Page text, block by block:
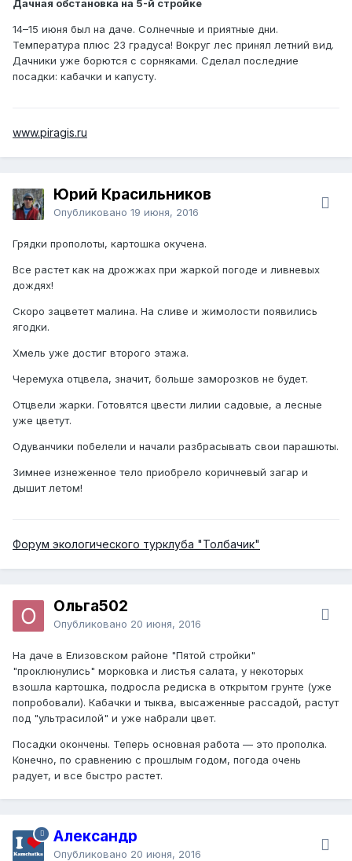
Дачная обстановка на 5-й стройке
14–15 июня был на даче. Солнечные и приятные дни.
Температура плюс 23 градуса! Вокруг лес принял летний вид.
Дачники уже борются с сорняками. Сделал последние
посадки: кабачки и капусту.
www.piragis.ru
Юрий Красильников
Опубликовано 19 июня, 2016
Грядки прополоты, картошка окучена.
Все растет как на дрожжах при жаркой погоде и ливневых
дождях!
Скоро зацветет малина. На сливе и жимолости появились
ягодки.
Хмель уже достиг второго этажа.
Черемуха отцвела, значит, больше заморозков не будет.
Отцвели жарки. Готовятся цвести лилии садовые, а лесные
уже цветут.
Одуванчики побелели и начали разбрасывать свои парашюты.
Зимнее изнеженное тело приобрело коричневый загар и
дышит летом!
Форум экологического турклуба "Толбачик"
Ольга502
Опубликовано 20 июня, 2016
На даче в Елизовском районе "Пятой стройки"
"проклюнулись" морковка и листья салата, у некоторых
взошла картошка, подросла редиска в открытом грунте (уже
попробовали). Кабачки и тыква, высаженные рассадой, растут
под "ультрасилой" и уже набрали цвет.
Посадки окончены. Теперь основная работа — это прополка.
Конечно, по сравнению с прошлым годом, погода очень
радует, и все быстро растет.
Александр
Опубликовано 20 июня, 2016